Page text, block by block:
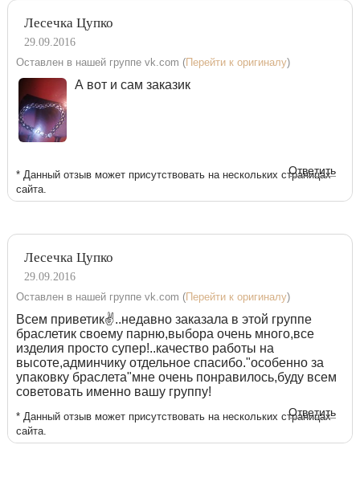
Лесечка Цупко
29.09.2016
Оставлен в нашей группе vk.com (Перейти к оригиналу)
А вот и сам заказик
Ответить
* Данный отзыв может присутствовать на нескольких страницах
сайта.
Лесечка Цупко
29.09.2016
Оставлен в нашей группе vk.com (Перейти к оригиналу)
Всем приветик✌..недавно заказала в этой группе
браслетик своему парню,выбора очень много,все
изделия просто супер!..качество работы на
высоте,админчику отдельное спасибо."особенно за
упаковку браслета"мне очень понравилось,буду всем
советовать именно вашу группу!
Ответить
* Данный отзыв может присутствовать на нескольких страницах
сайта.